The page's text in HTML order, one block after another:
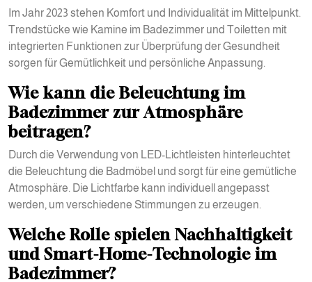
Im Jahr 2023 stehen Komfort und Individualität im Mittelpunkt.
Trendstücke wie Kamine im Badezimmer und Toiletten mit
integrierten Funktionen zur Überprüfung der Gesundheit
sorgen für Gemütlichkeit und persönliche Anpassung.
Wie kann die Beleuchtung im
Badezimmer zur Atmosphäre
beitragen?
Durch die Verwendung von LED-Lichtleisten hinterleuchtet
die Beleuchtung die Badmöbel und sorgt für eine gemütliche
Atmosphäre. Die Lichtfarbe kann individuell angepasst
werden, um verschiedene Stimmungen zu erzeugen.
Welche Rolle spielen Nachhaltigkeit
und Smart-Home-Technologie im
Badezimmer?